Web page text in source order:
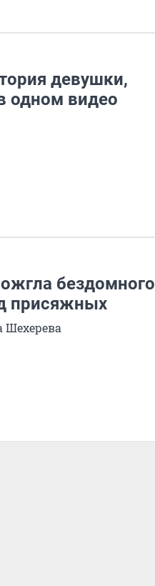
девушки,
одном видео
бездомного
присяжных
Шехерева